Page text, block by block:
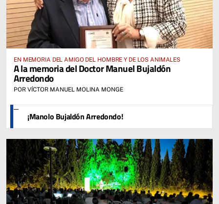
EN MEMORIA DEL AMIGO DEL HOMBRE Y DE LOS ANIMALES
A la memoria del Doctor Manuel Bujaldón
Arredondo
POR VÍCTOR MANUEL MOLINA MONGE
¡Manolo Bujaldón Arredondo!